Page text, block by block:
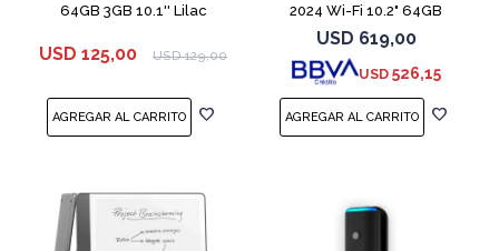
64GB 3GB 10.1'' Lilac
USD 125,00 USD 129,00
2024 Wi-Fi 10.2" 64GB
Tungsten
USD 619,00
USD 526,15